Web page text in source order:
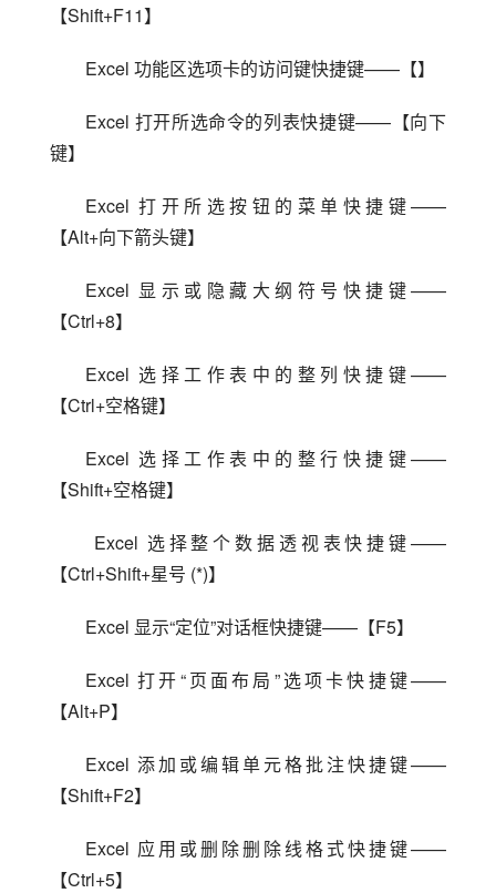
【Shift+F11】
Excel 功能区选项卡的访问键快捷键——【】
Excel 打开所选命令的列表快捷键——【向下
键】
Excel 打开所选按钮的菜单快捷键——
【Alt+向下箭头键】
Excel 显示或隐藏大纲符号快捷键——
【Ctrl+8】
Excel 选择工作表中的整列快捷键——
【Ctrl+空格键】
Excel 选择工作表中的整行快捷键——
【Shift+空格键】
【Ctrl+Shift+星号 (*)】
Excel 显示“定位”对话框快捷键——【F5】
Excel 打开“页面布局”选项卡快捷键——
【Alt+P】
Excel 添加或编辑单元格批注快捷键——
【Shift+F2】
Excel 应用或删除删除线格式快捷键——
【Ctrl+5】